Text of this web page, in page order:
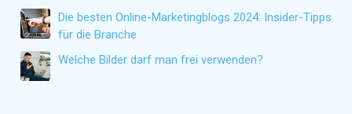
Die besten Online-Marketingblogs 2024: Insider-Tipps
für die Branche
Welche Bilder darf man frei verwenden?